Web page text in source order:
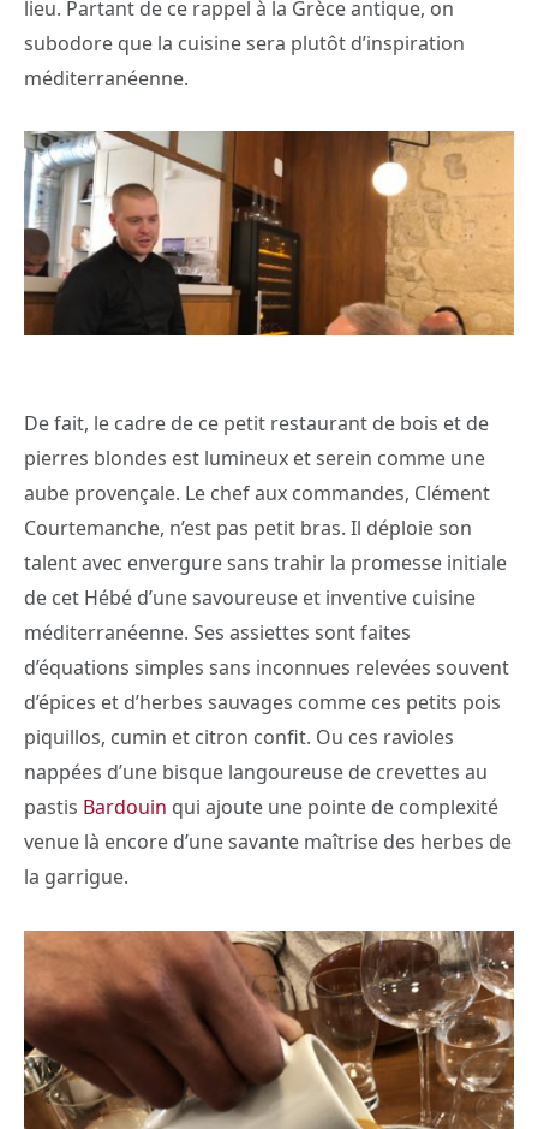
lieu. Partant de ce rappel à la Grèce antique, on
subodore que la cuisine sera plutôt d’inspiration
méditerranéenne.
De fait, le cadre de ce petit restaurant de bois et de
pierres blondes est lumineux et serein comme une
aube provençale. Le chef aux commandes, Clément
Courtemanche, n’est pas petit bras. Il déploie son
talent avec envergure sans trahir la promesse initiale
de cet Hébé d’une savoureuse et inventive cuisine
méditerranéenne. Ses assiettes sont faites
d’équations simples sans inconnues relevées souvent
d’épices et d’herbes sauvages comme ces petits pois
piquillos, cumin et citron confit. Ou ces ravioles
nappées d’une bisque langoureuse de crevettes au
pastis Bardouin qui ajoute une pointe de complexité
venue là encore d’une savante maîtrise des herbes de
la garrigue.